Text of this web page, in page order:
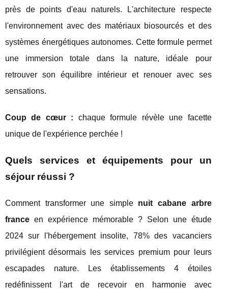
près de points d'eau naturels. L'architecture respecte
l'environnement avec des matériaux biosourcés et des
systèmes énergétiques autonomes. Cette formule permet
une immersion totale dans la nature, idéale pour
retrouver son équilibre intérieur et renouer avec ses
sensations.
Coup de cœur : chaque formule révèle une facette
unique de l'expérience perchée !
Quels services et équipements pour un
séjour réussi ?
Comment transformer une simple nuit cabane arbre
france en expérience mémorable ? Selon une étude
2024 sur l'hébergement insolite, 78% des vacanciers
privilégient désormais les services premium pour leurs
escapades nature. Les établissements 4 étoiles
redéfinissent l'art de recevoir en harmonie avec